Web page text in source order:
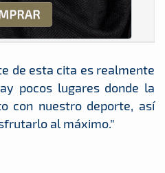
de esta cita es realmente
pocos lugares donde la
con nuestro deporte, así
al máximo.”